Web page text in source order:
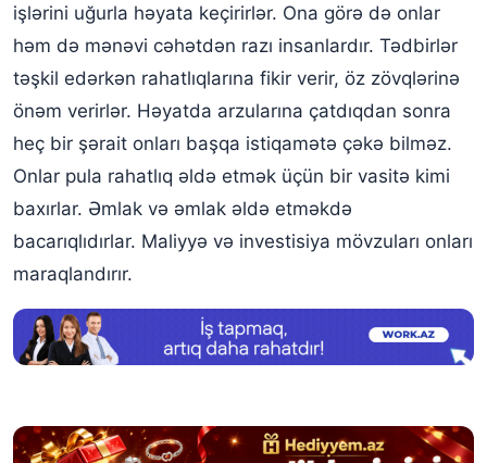
işlərini uğurla həyata keçirirlər. Ona görə də onlar
həm də mənəvi cəhətdən razı insanlardır. Tədbirlər
təşkil edərkən rahatlıqlarına fikir verir, öz zövqlərinə
önəm verirlər. Həyatda arzularına çatdıqdan sonra
heç bir şərait onları başqa istiqamətə çəkə bilməz.
Onlar pula rahatlıq əldə etmək üçün bir vasitə kimi
baxırlar. Əmlak və əmlak əldə etməkdə
bacarıqlıdırlar. Maliyyə və investisiya mövzuları onları
maraqlandırır.